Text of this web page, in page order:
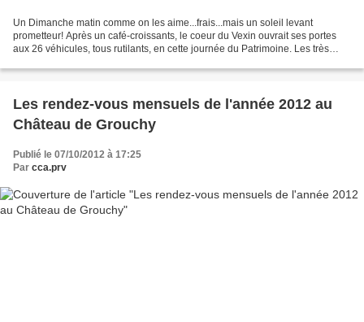
Un Dimanche matin comme on les aime...frais...mais un soleil levant
prometteur! Après un café-croissants, le coeur du Vexin ouvrait ses portes
aux 26 véhicules, tous rutilants, en cette journée du Patrimoine. Les très
Les rendez-vous mensuels de l'année 2012 au
Château de Grouchy
Publié le 07/10/2012 à 17:25
Par cca.prv